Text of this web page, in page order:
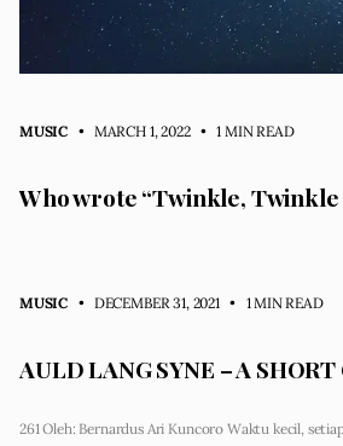
MUSIC • MARCH 1, 2022 • 1 MIN READ
Who wrote “Twinkle,
MUSIC • DECEMBER 31, 2021 • 1 MIN READ
AULD LANG SYNE – A
261 Oleh: Bernardus Ari Kuncoro Waktu kecil,